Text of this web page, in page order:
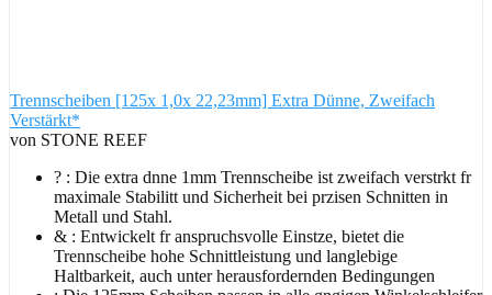
Trennscheiben [125x 1,0x 22,23mm] Extra Dünne, Zweifach
Verstärkt*
von STONE REEF
? : Die extra dnne 1mm Trennscheibe ist zweifach verstrkt fr
maximale Stabilitt und Sicherheit bei przisen Schnitten in
Metall und Stahl.
& : Entwickelt fr anspruchsvolle Einstze, bietet die
Trennscheibe hohe Schnittleistung und langlebige
Haltbarkeit, auch unter herausfordernden Bedingungen